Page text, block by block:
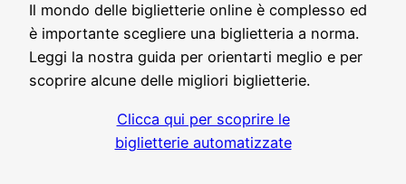
Il mondo delle biglietterie online è complesso ed
è importante scegliere una biglietteria a norma.
Leggi la nostra guida per orientarti meglio e per
scoprire alcune delle migliori biglietterie.
Clicca qui per scoprire le
biglietterie automatizzate